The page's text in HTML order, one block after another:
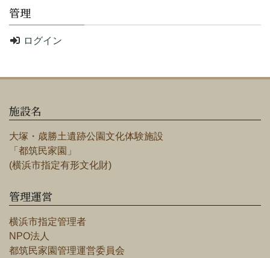
管理
ログイン
施設名
大塚・歳勝土遺跡公園文化体験施設
「都筑民家園」
(横浜市指定有形文化財)
管理運営
横浜市指定管理者
NPO法人
都筑民家園管理運営委員会